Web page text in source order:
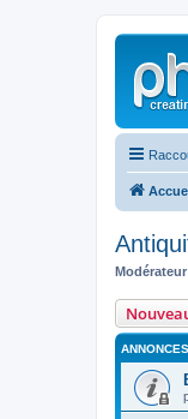
ANNONCES